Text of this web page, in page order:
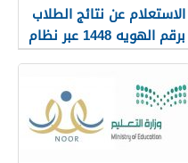
الاستعلام عن نتائج الطلاب
برقم الهويه 1448 عبر نظام
نور noor.moe.gov.sa